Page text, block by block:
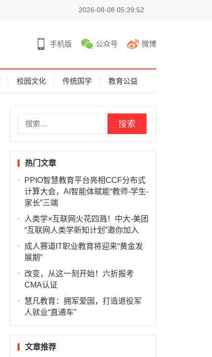
2026-08-08 05:39:52
手机版 公众号 微博
校园文化 传统国学 教育公益
热门文章
PPIO智慧教育平台亮相CCF分布式
计算大会，AI智能体赋能“教师-学生-
家长”三端
人类学×互联网火花四溅！中大-美团
“互联网人类学新知计划”邀你加入
成人赛道IT职业教育将迎来“黄金发
展期”
改变，从这一刻开始！六折报考
CMA认证
慧凡教育：拥军爱国，打造退役军
人就业“直通车”
文章推荐